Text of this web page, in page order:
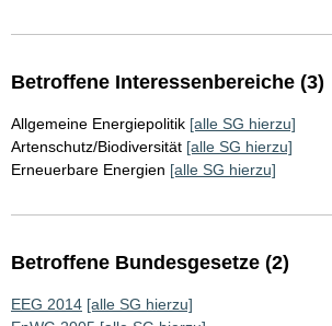
Betroffene Interessenbereiche (3)
Allgemeine Energiepolitik [alle SG hierzu]
Artenschutz/Biodiversität [alle SG hierzu]
Erneuerbare Energien [alle SG hierzu]
Betroffene Bundesgesetze (2)
EEG 2014 [alle SG hierzu]